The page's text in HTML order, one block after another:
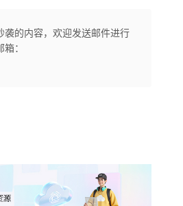
袭的内容，欢迎发送邮件进行
：